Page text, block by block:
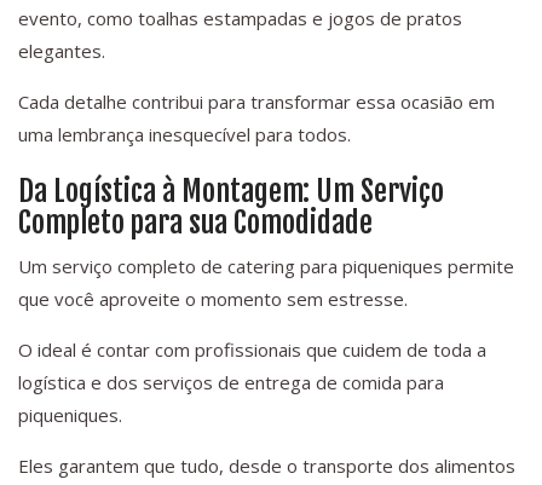
evento, como toalhas estampadas e jogos de pratos
elegantes.
Cada detalhe contribui para transformar essa ocasião em
uma lembrança inesquecível para todos.
Da Logística à Montagem: Um Serviço
Completo para sua Comodidade
Um serviço completo de catering para piqueniques permite
que você aproveite o momento sem estresse.
O ideal é contar com profissionais que cuidem de toda a
logística e dos serviços de entrega de comida para
piqueniques.
Eles garantem que tudo, desde o transporte dos alimentos